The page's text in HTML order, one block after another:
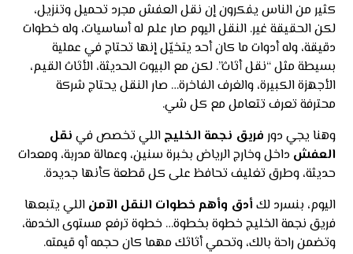
كثير من الناس يفكرون إن نقل العفش مجرد تحميل وتنزيل،
لكن الحقيقة غير. النقل اليوم صار علم له أساسيات، وله خطوات
دقيقة، وله أدوات ما كان أحد يتخيّل إنها تحتاج في عملية
بسيطة مثل “نقل أثاث”. لكن مع البيوت الحديثة، الأثاث القيم،
الأجهزة الكبيرة، والغرف الفاخرة… صار النقل يحتاج شركة
محترفة تعرف تتعامل مع كل شي.
وهنا يجي دور فريق نجمة الخليج اللي تخصص في نقل
العفش داخل وخارج الرياض بخبرة سنين، وعمالة مدربة، ومعدات
حديثة، وطرق تغليف تحافظ على كل قطعة كأنها جديدة.
اليوم، بنسرد لكأدق وأهم خطوات النقل الآمن اللي يتبعها
فريق نجمة الخليج خطوة بخطوة… خطوة ترفع مستوى الخدمة،
وتضمن راحة بالك، وتحمي أثاثك مهما كان حجمه أو قيمته.